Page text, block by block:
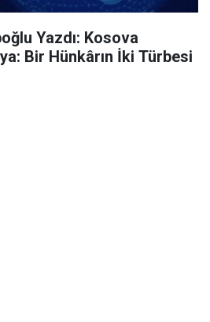
Yazdı: Kosova
Bir Hünkârın İki Türbesi